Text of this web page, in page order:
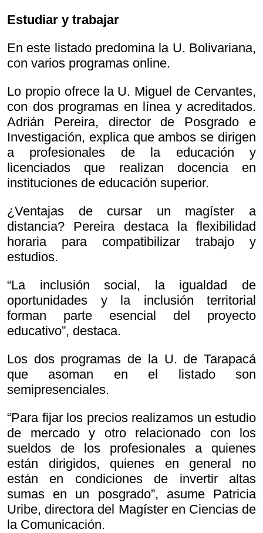
Estudiar y trabajar
En este listado predomina la U. Bolivariana,
con varios programas online.
Lo propio ofrece la U. Miguel de Cervantes,
con dos programas en línea y acreditados.
Adrián Pereira, director de Posgrado e
Investigación, explica que ambos se dirigen
a profesionales de la educación y
licenciados que realizan docencia en
instituciones de educación superior.
¿Ventajas de cursar un magíster a
distancia? Pereira destaca la flexibilidad
horaria para compatibilizar trabajo y
estudios.
“La inclusión social, la igualdad de
oportunidades y la inclusión territorial
forman parte esencial del proyecto
educativo”, destaca.
Los dos programas de la U. de Tarapacá
que asoman en el listado son
semipresenciales.
“Para fijar los precios realizamos un estudio
de mercado y otro relacionado con los
sueldos de los profesionales a quienes
están dirigidos, quienes en general no
están en condiciones de invertir altas
sumas en un posgrado”, asume Patricia
Uribe, directora del Magíster en Ciencias de
la Comunicación.